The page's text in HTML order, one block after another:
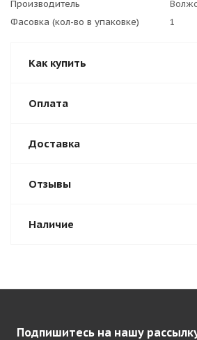
Производитель
Фасовка (кол-во в упаковке)
1
Как купить
Оплата
Доставка
Отзывы
Наличие
Подпишитесь на нашу